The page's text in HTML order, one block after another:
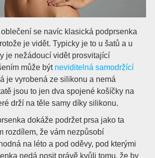
se navíc klasická podprsenka
je vidět. Typicky je to u šatů a u
je nežádoucí vidět prosvitající
může být neviditelná samodržící
je vyrobená ze silikonu a nemá
jsou to jen dva spojené košíčky na
drží na těle samy díky silikonu.
dokáže podržet prsa jako ta
rozdílem, že vám nezpůsobí
na léto a pod oděvy, pod kterými
nedá nosit právě kvůli tomu, že by